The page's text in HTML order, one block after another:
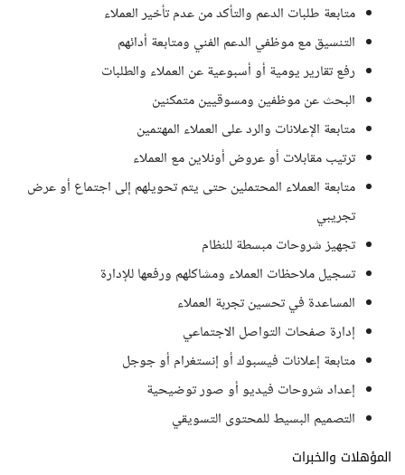
متابعة طلبات الدعم والتأكد من عدم تأخير العملاء
التنسيق مع موظفي الدعم الفني ومتابعة أدائهم
رفع تقارير يومية أو أسبوعية عن العملاء والطلبات
البحث عن موظفين ومسوقيين متمكنين
متابعة الإعلانات والرد على العملاء المهتمين
ترتيب مقابلات أو عروض أونلاين مع العملاء
متابعة العملاء المحتملين حتى يتم تحويلهم إلى اجتماع أو عرض
تجريبي
تجهيز شروحات مبسطة للنظام
تسجيل ملاحظات العملاء ومشاكلهم ورفعها للإدارة
المساعدة في تحسين تجربة العملاء
إدارة صفحات التواصل الاجتماعي
متابعة إعلانات فيسبوك أو إنستغرام أو جوجل
إعداد شروحات فيديو أو صور توضيحية
التصميم البسيط للمحتوى التسويقي
المؤهلات والخبرات